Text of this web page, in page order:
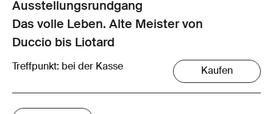
Ausstellungsrund­gang
Das volle Leben. Alte Meister von
Duccio bis Liotard
Treffpunkt: bei der Kasse Kaufen